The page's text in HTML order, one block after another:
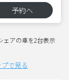
予約へ
ェアの車を2台表示
で見る